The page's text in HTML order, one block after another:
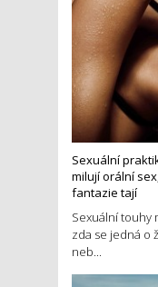
Sexuální
milují orální
fantazie tají
Sexuální touhy
zda se jedná o
neb...